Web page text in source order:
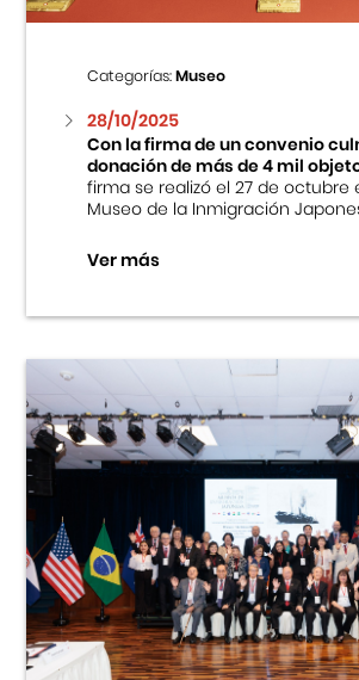
Categorías:Museo
28/10/2025
Con la firma de un convenio
donación de más de 4 mil
firma se realizó el 27 de octubre
Museo de la Inmigración
Ver más